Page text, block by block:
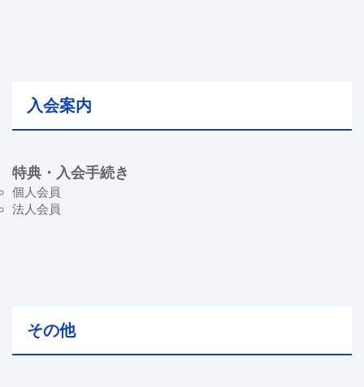
入会案内
特典・入会手続き
個人会員
法人会員
その他